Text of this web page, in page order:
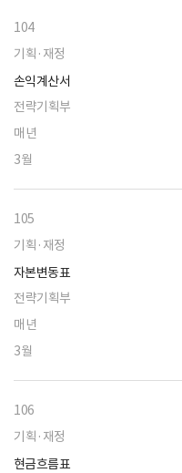
104
기획·재정
손익계산서
전략기획부
매년
3월
105
기획·재정
자본변동표
전략기획부
매년
3월
106
기획·재정
현금흐름표